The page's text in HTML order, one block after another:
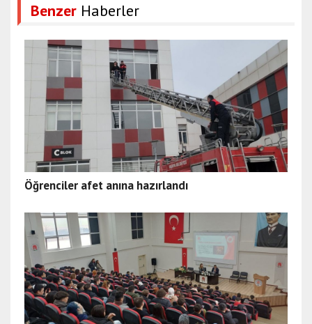
Benzer Haberler
Öğrenciler afet anına hazırlandı